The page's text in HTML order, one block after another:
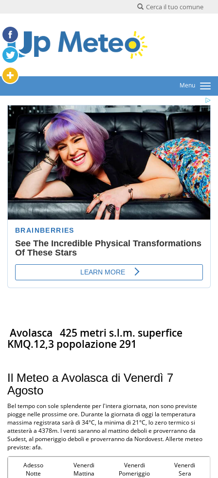
Cerca il tuo comune
Menu
Avolasca 425 metri s.l.m. superfice
KMQ.12,3 popolazione 291
Il Meteo a Avolasca di Venerdì 7
Agosto
Bel tempo con sole splendente per l'intera giornata, non sono previste
piogge nelle prossime ore. Durante la giornata di oggi la temperatura
massima registrata sarà di 34°C, la minima di 21°C, lo zero termico si
attesterà a 4378m. I venti saranno al mattino deboli e proverranno da
Sudest, al pomeriggio deboli e proverranno da Nordovest. Allerte meteo
previste: afa.
Adesso
Notte
Venerdi
Mattina
Venerdi
Pomeriggio
Venerdi
Sera